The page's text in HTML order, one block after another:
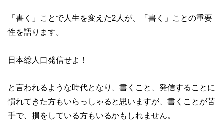
「書く」ことで人生を変えた2人が、「書く」ことの重要
性を語ります。
日本総人口発信せよ！
と言われるような時代となり、書くこと、発信することに
慣れてきた方もいらっしゃると思いますが、書くことが苦
手で、損をしている方もいるかもしれません。